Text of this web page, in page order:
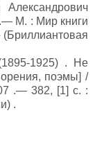
М. : Мир книги
1925) . Не
поэмы] /
.— 382, [1] с. :
.